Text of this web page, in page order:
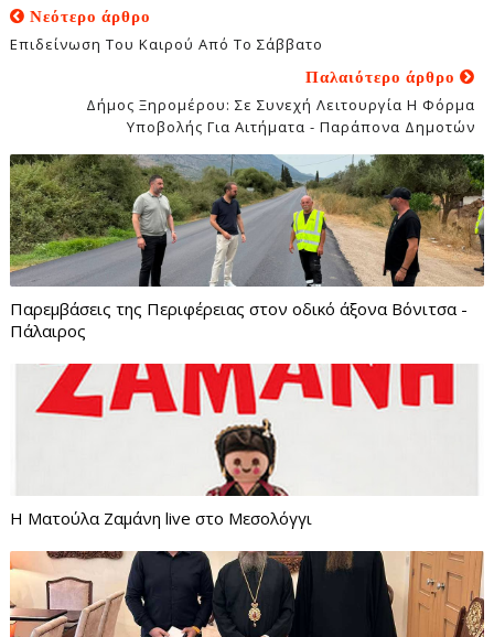
Νεότερο άρθρο
Επιδείνωση Του Καιρού Από Το Σάββατο
Παλαιότερο άρθρο
Δήμος Ξηρομέρου: Σε Συνεχή Λειτουργία Η Φόρμα
Υποβολής Για Αιτήματα - Παράπονα Δημοτών
Παρεμβάσεις της Περιφέρειας στον οδικό άξονα Βόνιτσα -
Πάλαιρος
Η Ματούλα Ζαμάνη live στο Μεσολόγγι